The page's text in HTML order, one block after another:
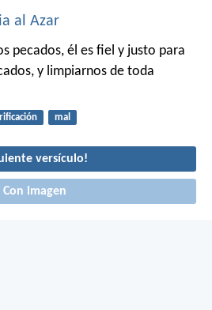
al Azar
pecados, él es fiel y justo para
y limpiarnos de toda
mal
versículo!
Con imagen